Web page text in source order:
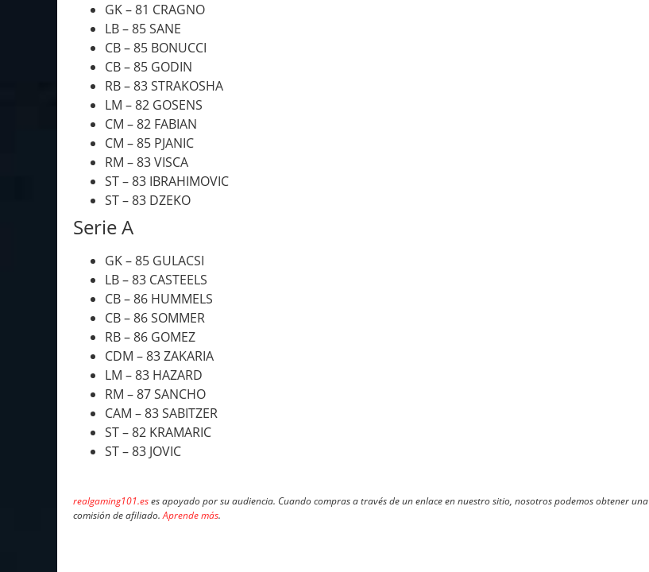
GK – 81 CRAGNO
LB – 85 SANE
CB – 85 BONUCCI
CB – 85 GODIN
RB – 83 STRAKOSHA
LM – 82 GOSENS
CM – 82 FABIAN
CM – 85 PJANIC
RM – 83 VISCA
ST – 83 IBRAHIMOVIC
ST – 83 DZEKO
Serie A
GK – 85 GULACSI
LB – 83 CASTEELS
CB – 86 HUMMELS
CB – 86 SOMMER
RB – 86 GOMEZ
CDM – 83 ZAKARIA
LM – 83 HAZARD
RM – 87 SANCHO
CAM – 83 SABITZER
ST – 82 KRAMARIC
ST – 83 JOVIC
realgaming101.eses apoyado por su audiencia. Cuando compras a través de un enlace en nuestro sitio, nosotros podemos obtener una
comisión de afiliado.Aprende más.